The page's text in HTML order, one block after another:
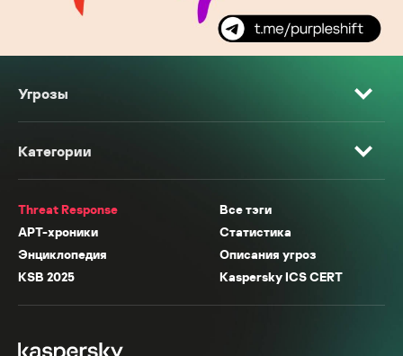
Угрозы
Категории
Threat Response
Все тэги
APT-хроники
Статистика
Энциклопедия
Описания угроз
KSB 2025
Kaspersky ICS CERT